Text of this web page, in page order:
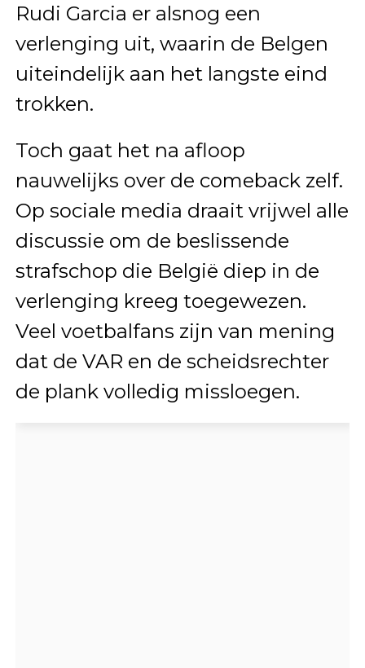
Rudi Garcia er alsnog een
verlenging uit, waarin de Belgen
uiteindelijk aan het langste eind
trokken.
Toch gaat het na afloop
nauwelijks over de comeback zelf.
Op sociale media draait vrijwel alle
discussie om de beslissende
strafschop die België diep in de
verlenging kreeg toegewezen.
Veel voetbalfans zijn van mening
dat de VAR en de scheidsrechter
de plank volledig missloegen.